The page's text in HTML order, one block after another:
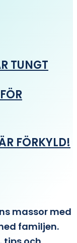
TUNGT
FÖRKYLD!
massor med
familjen.